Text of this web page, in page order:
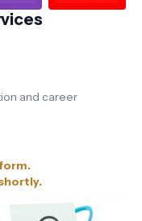
and career